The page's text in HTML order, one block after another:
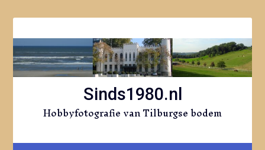
naar
inhoud
Sinds1980.nl
Hobbyfotografie van Tilburgse bodem